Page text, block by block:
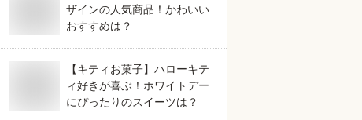
ザインの人気商品！かわいい
おすすめは？
【キティお菓子】ハローキテ
ィ好きが喜ぶ！ホワイトデー
にぴったりのスイーツは？